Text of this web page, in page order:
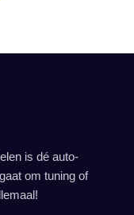
is dé auto-
om tuning of